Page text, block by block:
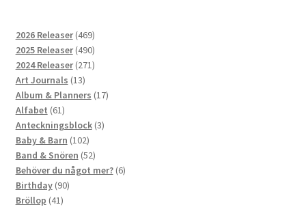
2026 Releaser 469469
produkter
2025 Releaser 490490
produkter
2024 Releaser 271271
Art Journals 1313
produkter
Album & Planners 1717
Alfabet 6161
produkter
Anteckningsblock 33
Baby & Barn 102102
produkter
Band & Snören 5252
produkter
Behöver du något mer? 66
Birthday 9090
Bröllop 4141